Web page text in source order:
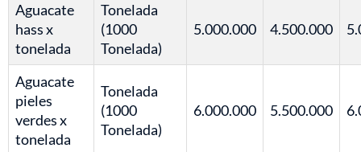
Aguacate
hass x
tonelada
Tonelada
(1000
Tonelada)
5.000.000 4.500.000
Aguacate
pieles
verdes x
tonelada
Tonelada
(1000
Tonelada)
6.000.000 5.500.000